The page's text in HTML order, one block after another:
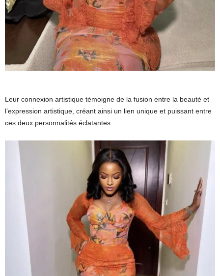
Leur connexion artistique témoigne de la fusion entre la beauté et
l’expression artistique, créant ainsi un lien unique et puissant entre
ces deux personnalités éclatantes.